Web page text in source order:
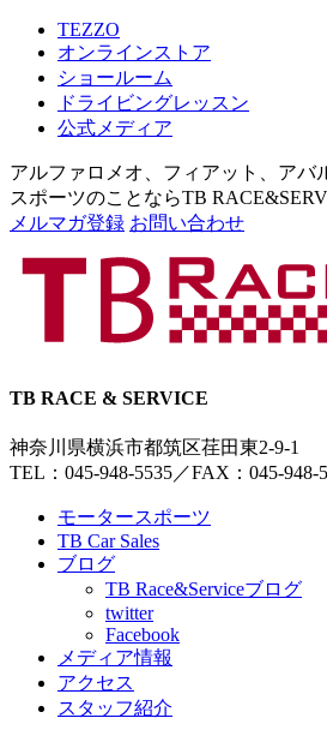
TEZZO
オンラインストア
ショールーム
ドライビングレッスン
公式メディア
アルファロメオ、フィアット、アバ
スポーツのことならTB
メルマガ登録 お問い合わせ
TB RACE & SERVICE
神奈川県横浜市都筑区荏田東2-9-1
TEL：045-948-5535／FAX：045-948-
モータースポーツ
TB Car Sales
ブログ
TB Race&Serviceブログ
twitter
Facebook
メディア情報
アクセス
スタッフ紹介